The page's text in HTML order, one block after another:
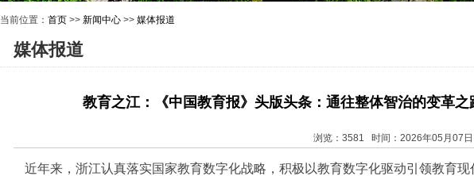
当前位置： 首页 >> 新闻中心 >> 媒体报道
媒体报道
教育之江：《中国教育报》头版头条：通往整体智治的变革
浏览：3581 时间：2026年05月07日
近年来，浙江认真落实国家教育数字化战略，积极以教育数字化驱动引领教育